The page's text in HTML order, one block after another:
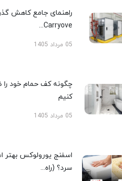
Carryove...
05 مرداد 1405
چگونه کف حمام خود
کنیم
05 مرداد 1405
اسفنج یورولوکس بهتر
سرد؟ (راه...